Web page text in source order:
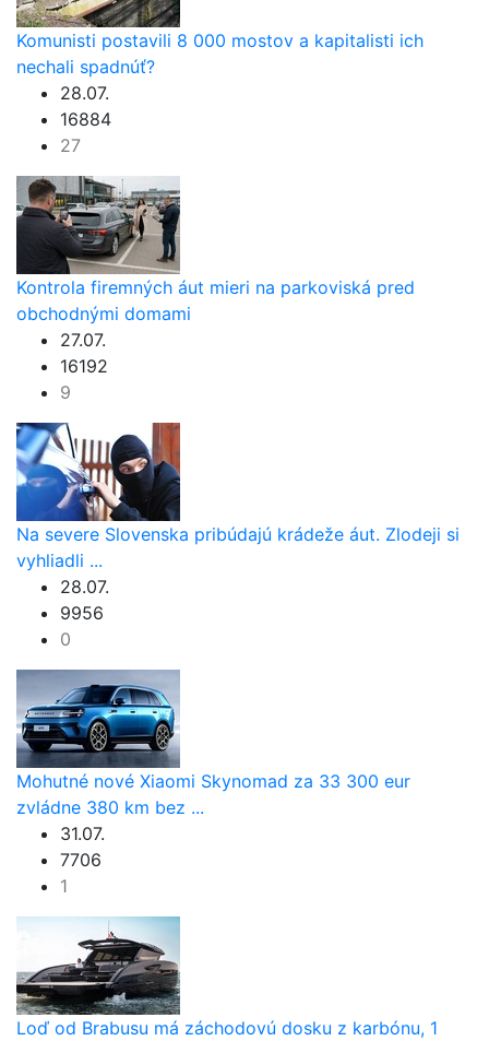
Komunisti postavili 8 000 mostov a kapitalisti ich
nechali spadnúť?
28.07.
16884
27
Kontrola firemných áut mieri na parkoviská pred
obchodnými domami
27.07.
16192
9
Na severe Slovenska pribúdajú krádeže áut. Zlodeji si
vyhliadli ...
28.07.
9956
0
Mohutné nové Xiaomi Skynomad za 33 300 eur
zvládne 380 km bez ...
31.07.
7706
1
Loď od Brabusu má záchodovú dosku z karbónu, 1